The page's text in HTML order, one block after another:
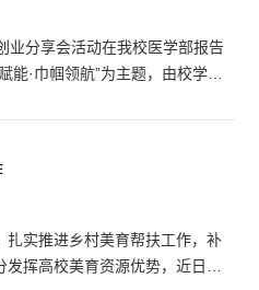
业分享会活动在我校医学部报告
能·巾帼领航”为主题，由校学工
联合承办。校学工部（处）、荆
。活动现场，荆门景阳农牧股
悦教育咨询有限公司创始人李
扎实推进乡村美育帮扶工作，补
挥高校美育资源优势，近日，